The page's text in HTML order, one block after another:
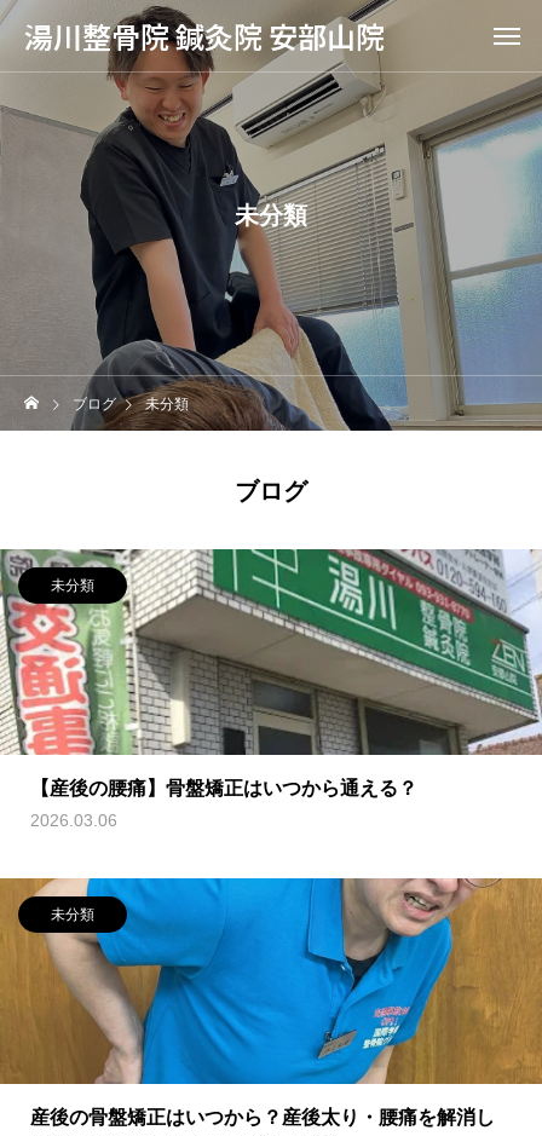
湯川整骨院 鍼灸院 安部山院
未分類
ブログ 未分類
ブログ
未分類
【産後の腰痛】骨盤矯正はいつから通える？
2026.03.06
未分類
産後の骨盤矯正はいつから？産後太り・腰痛を解消し